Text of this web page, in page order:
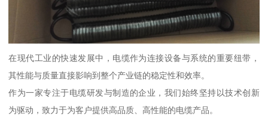
在现代工业的快速发展中，电缆作为连接设备与系统的重要纽带，
其性能与质量直接影响到整个产业链的稳定性和效率。
作为一家专注于电缆研发与制造的企业，我们始终坚持以技术创新
为驱动，致力于为客户提供高品质、高性能的电缆产品。